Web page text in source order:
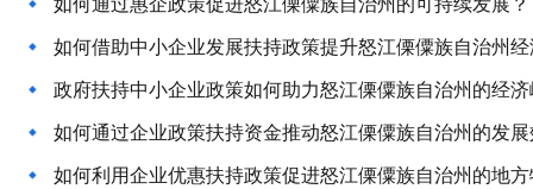
如何借助中小企业发展扶持政策提升怒江傈僳族自治州
政府扶持中小企业政策如何助力怒江傈僳族自治州的经
如何通过企业政策扶持资金推动怒江傈僳族自治州的发
如何利用企业优惠扶持政策促进怒江傈僳族自治州的地